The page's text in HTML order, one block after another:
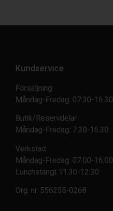
Kundservice
Försäljning
Måndag-Fredag: 07:30-16:30
Butik/Reservdelar
Måndag-Fredag: 7.30-16.30
Verkstad
Måndag-Fredag: 07.00-16.00
Lunchstängt 11:30-12:30
Org. nr. 556255-0268